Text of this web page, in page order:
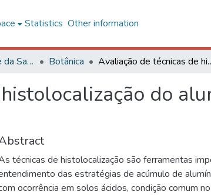
Statistics Other information
Ciências Biológicas e da Saúde Botânica Avaliação de técnicas de
do
técnicas de histolocalização são ferramentas
das estratégias de acúmulo de
ocorrência em solos ácidos, condição comum